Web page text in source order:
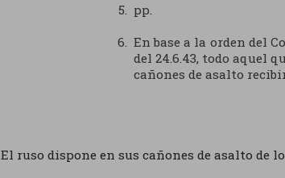
pp.
En base a la orden del
del 24.6.43, todo aquel
cañones de asalto
El ruso dispone en sus cañones de asalto de